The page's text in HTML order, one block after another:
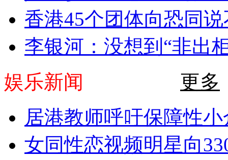
香港45个团体向恐同
李银河：没想到“非出
娱乐新闻
更多
居港教师呼吁保障性
女同性恋视频明星向